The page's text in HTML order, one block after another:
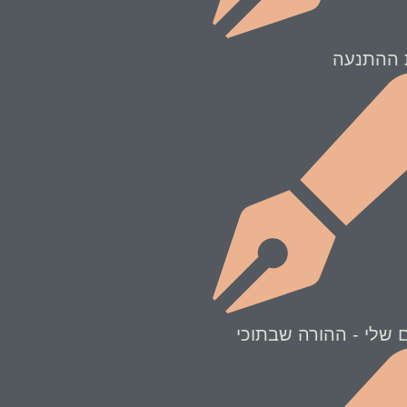
ההתנעה
שלי - ההורה שבתוכי